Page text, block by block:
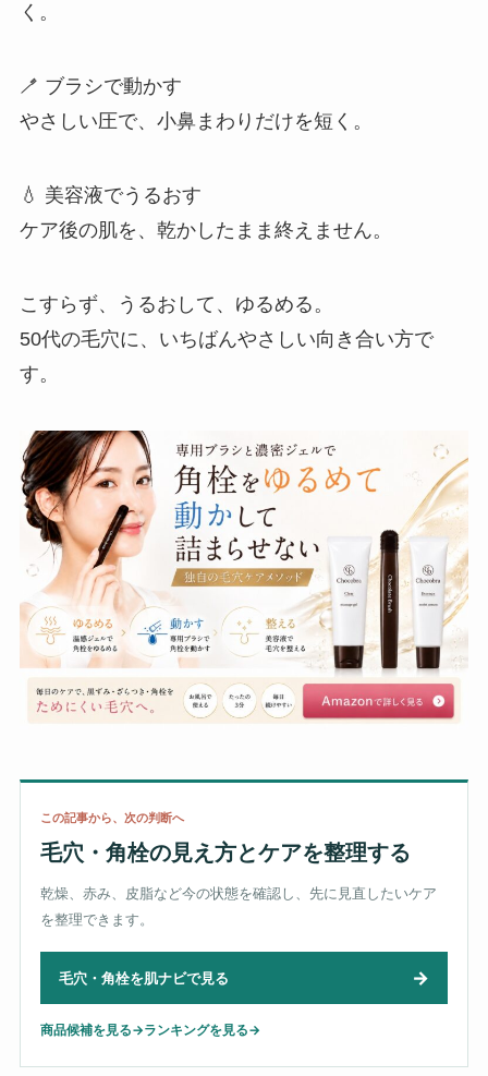
く。
🪥 ブラシで動かす
やさしい圧で、小鼻まわりだけを短く。
💧 美容液でうるおす
ケア後の肌を、乾かしたまま終えません。
こすらず、うるおして、ゆるめる。
50代の毛穴に、いちばんやさしい向き合い方で
す。
この記事から、次の判断へ
毛穴・角栓の見え方とケアを整理する
乾燥、赤み、皮脂など今の状態を確認し、先に見直したいケア
を整理できます。
毛穴・角栓を肌ナビで見る →
商品候補を見る→ランキングを見る→